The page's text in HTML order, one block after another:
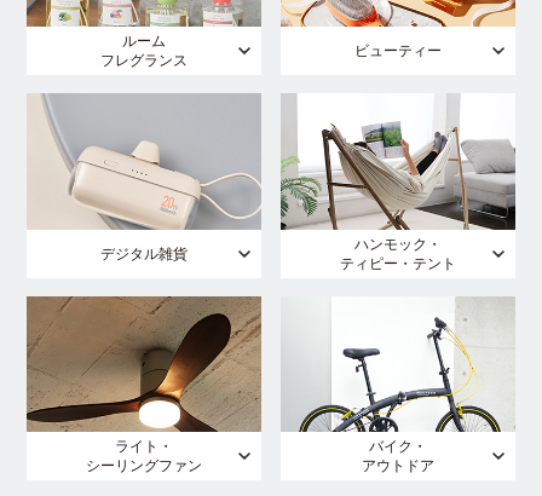
ルーム
フレグランス
ビューティー
デジタル雑貨
ハンモック・
ティピー・テント
ライト・
シーリングファン
バイク・
アウトドア